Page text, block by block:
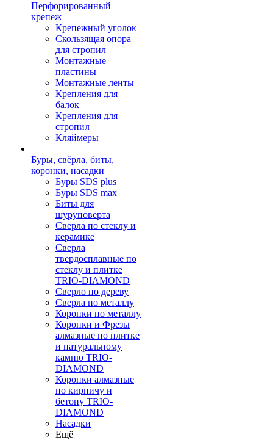
Перфорированный
крепеж
Крепежный уголок
Скользящая опора
для стропил
Монтажные
пластины
Монтажные ленты
Крепления для
балок
Крепления для
стропил
Кляймеры
Буры, свёрла, биты,
коронки, насадки
Буры SDS plus
Буры SDS max
Биты для
шуруповерта
Сверла по стеклу и
керамике
Сверла
твердосплавные по
стеклу и плитке
TRIO-DIAMOND
Сверло по дереву
Сверла по металлу
Коронки по металлу
Коронки и Фрезы
алмазные по плитке
и натуральному
камню TRIO-
DIAMOND
Коронки алмазные
по кирпичу и
бетону TRIO-
DIAMOND
Насадки
Ещё